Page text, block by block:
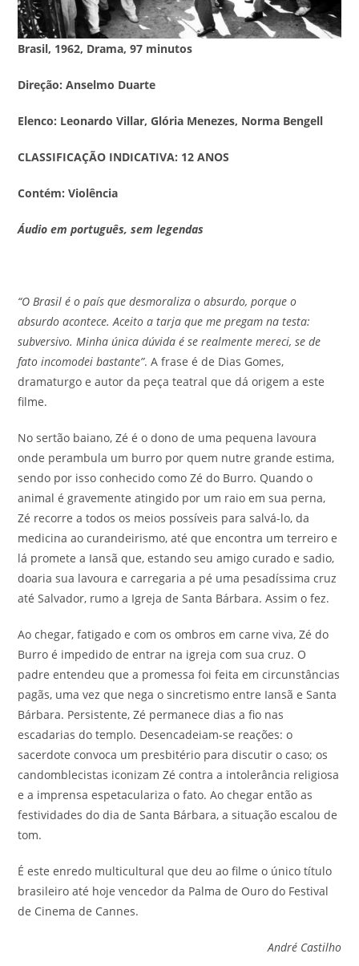
Brasil, 1962, Drama, 97 minutos
Direção: Anselmo Duarte
Elenco: Leonardo Villar, Glória Menezes, Norma Bengell
CLASSIFICAÇÃO INDICATIVA: 12 ANOS
Contém: Violência
Áudio em português, sem legendas
“O Brasil é o país que desmoraliza o absurdo, porque o
absurdo acontece. Aceito a tarja que me pregam na testa:
subversivo. Minha única dúvida é se realmente mereci, se de
fato incomodei bastante”. A frase é de Dias Gomes,
dramaturgo e autor da peça teatral que dá origem a este
filme.
No sertão baiano, Zé é o dono de uma pequena lavoura
onde perambula um burro por quem nutre grande estima,
sendo por isso conhecido como Zé do Burro. Quando o
animal é gravemente atingido por um raio em sua perna,
Zé recorre a todos os meios possíveis para salvá-lo, da
medicina ao curandeirismo, até que encontra um terreiro e
lá promete a Iansã que, estando seu amigo curado e sadio,
doaria sua lavoura e carregaria a pé uma pesadíssima cruz
até Salvador, rumo a Igreja de Santa Bárbara. Assim o fez.
Ao chegar, fatigado e com os ombros em carne viva, Zé do
Burro é impedido de entrar na igreja com sua cruz. O
padre entendeu que a promessa foi feita em circunstâncias
pagãs, uma vez que nega o sincretismo entre Iansã e Santa
Bárbara. Persistente, Zé permanece dias a fio nas
escadarias do templo. Desencadeiam-se reações: o
sacerdote convoca um presbitério para discutir o caso; os
candomblecistas iconizam Zé contra a intolerância religiosa
e a imprensa espetaculariza o fato. Ao chegar então as
festividades do dia de Santa Bárbara, a situação escalou de
tom.
É este enredo multicultural que deu ao filme o único título
brasileiro até hoje vencedor da Palma de Ouro do Festival
de Cinema de Cannes.
André Castilho